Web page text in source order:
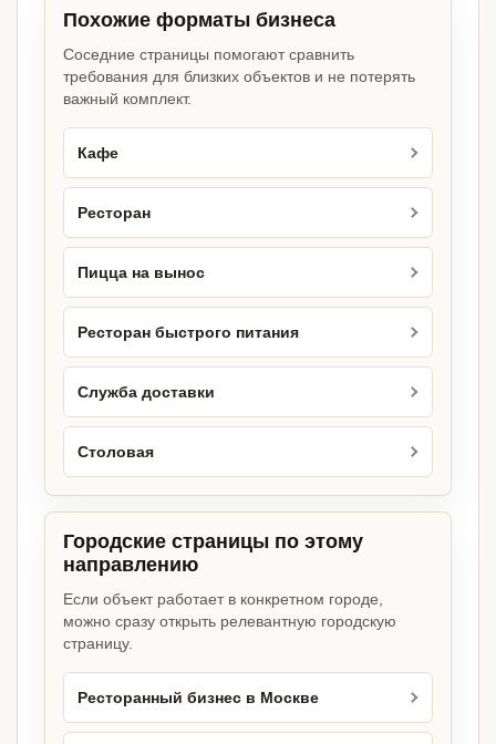
Похожие форматы бизнеса
Соседние страницы помогают сравнить
требования для близких объектов и не потерять
важный комплект.
Кафе
Ресторан
Пицца на вынос
Ресторан быстрого питания
Служба доставки
Столовая
Городские страницы по этому
направлению
Если объект работает в конкретном городе,
можно сразу открыть релевантную городскую
страницу.
Ресторанный бизнес в Москве